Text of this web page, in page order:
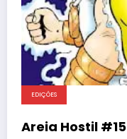
EDIÇÕES
Areia Hostil #15